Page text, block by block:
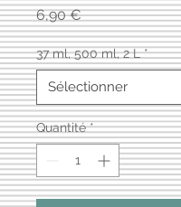
6,90 €Prix
37 ml, 500 ml, 2 L *
Quantité *